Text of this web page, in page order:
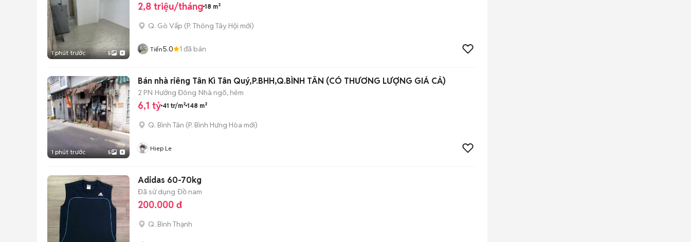
1 phút trước 5
2,8 triệu/tháng 18 m²
Q. Gò Vấp (P. Thông Tây Hội mới)
Tiến5.0 1 đã bán
1 phút trước 5
Bán nhà riêng Tân Kì Tân Quý,P.BHH,Q.BÌNH TÂN (CÓ THƯƠNG LƯỢNG GIÁ CẢ)
2 PN Hướng Đông Nhà ngõ, hẻm
6,1 tỷ 41 tr/m² 148 m²
Q. Bình Tân (P. Bình Hưng Hòa mới)
Hiep Le
Adidas 60-70kg
Đã sử dụng Đồ nam
200.000 đ
Q. Bình Thạnh